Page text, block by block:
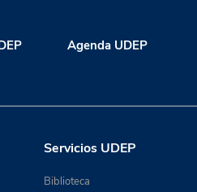
Agenda UDEP
Servicios UDEP
Biblioteca